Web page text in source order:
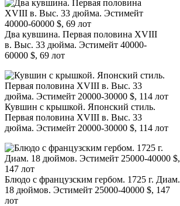
Два кувшина. Первая половина XVIII
в. Выс. 33 дюйма. Эстимейт 40000-
60000 $, 69 лот
Кувшин с крышкой. Японский стиль.
Первая половина XVIII в. Выс. 33
дюйма. Эстимейт 20000-30000 $, 114 лот
Блюдо с французским гербом. 1725 г. Диам.
18 дюймов. Эстимейт 25000-40000 $, 147
лот